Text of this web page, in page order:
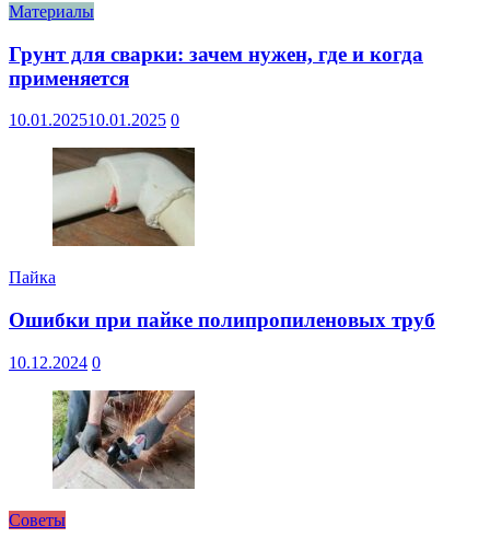
Материалы
Грунт для сварки: зачем нужен, где и когда
применяется
10.01.202510.01.2025 0
Пайка
Ошибки при пайке полипропиленовых труб
10.12.2024 0
Советы